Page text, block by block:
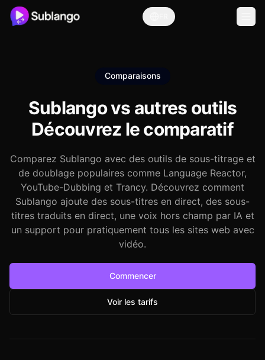
Comparaisons
Sublango vs autres outils
Découvrez le comparatif
Comparez Sublango avec des outils de sous-titrage et
de doublage populaires comme Language Reactor,
YouTube-Dubbing et Trancy. Découvrez comment
Sublango ajoute des sous-titres en direct, des sous-
titres traduits en direct, une voix hors champ par IA et
un support pour pratiquement tous les sites web avec
vidéo.
Commencer
Voir les tarifs